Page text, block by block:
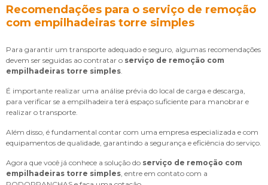
Recomendações para o serviço de remoção
com empilhadeiras torre simples
Para garantir um transporte adequado e seguro, algumas recomendações
devem ser seguidas ao contratar o serviço de remoção com
empilhadeiras torre simples.
É importante realizar uma análise prévia do local de carga e descarga,
para verificar se a empilhadeira terá espaço suficiente para manobrar e
realizar o transporte.
Além disso, é fundamental contar com uma empresa especializada e com
equipamentos de qualidade, garantindo a segurança e eficiência do serviço.
Agora que você já conhece a solução do serviço de remoção com
empilhadeiras torre simples, entre em contato com a